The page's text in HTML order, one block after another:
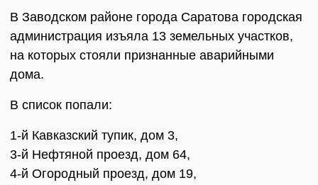
В Заводском районе города Саратова городская
администрация изъяла 13 земельных участков,
на которых стояли признанные аварийными
дома.
В список попали:
1-й Кавказский тупик, дом 3,
3-й Нефтяной проезд, дом 64,
4-й Огородный проезд, дом 19,